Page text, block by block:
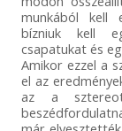
munkából kell
bízniuk kell
csapatukat és
Amikor ezzel a
el az
az a